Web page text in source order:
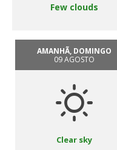
Few clouds
AMANHÃ, DOMINGO
09 AGOSTO
Clear sky